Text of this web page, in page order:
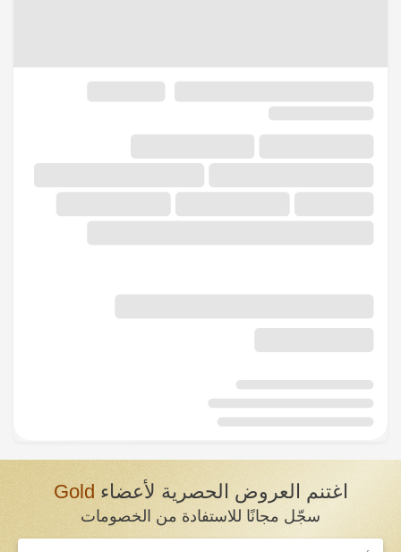
اغتنم العروض الحصرية لأعضاءGold
سجّل مجانًا للاستفادة من الخصومات